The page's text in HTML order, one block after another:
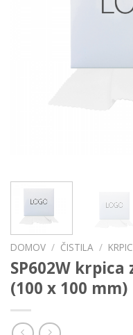
DOMOV / ČISTILA /
SP602W
(100 x 100 mm)